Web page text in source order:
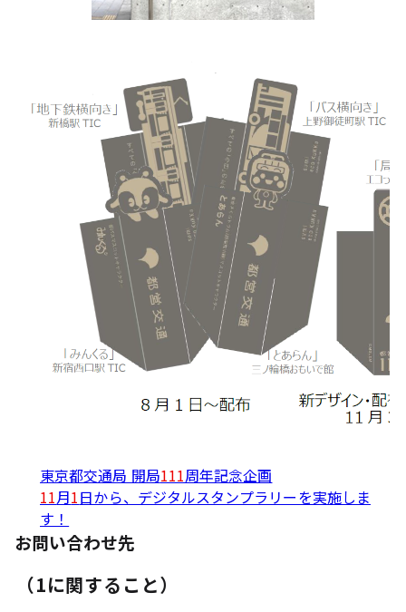
東京都交通局 開局111周年記念企画
11月1日から、デジタルスタンプラリーを実施しま
す！
お問い合わせ先
（1に関すること）